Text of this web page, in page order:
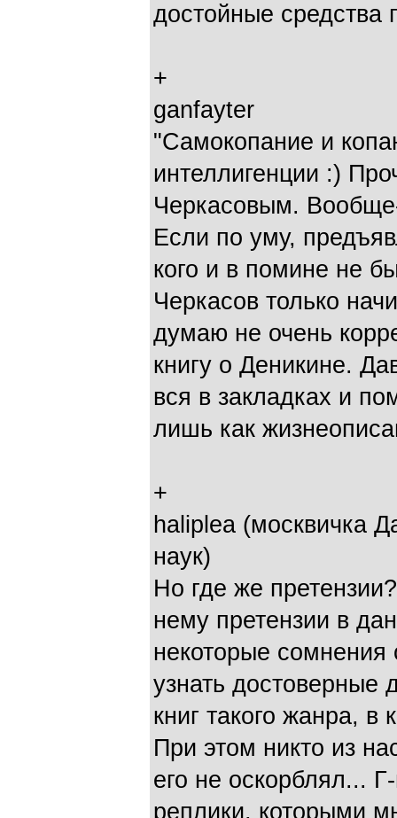
достойные средства
+
ganfayter
"Самокопание и
интеллигенции :)
Черкасовым.
Если по уму,
кого и в помине не
Черкасов только
думаю не очень
книгу о Деникине.
вся в закладках и
лишь как
+
haliplea (москвичка
наук)
Но где же
нему претензии в
некоторые сомнения
узнать достоверные
книг такого жанра, в
При этом никто из
его не оскорблял...
реплики, которыми